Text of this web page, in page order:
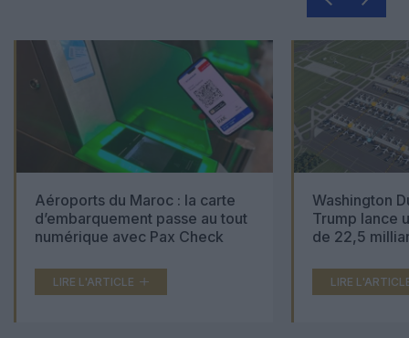
Aéroports du Maroc : la carte
d’embarquement passe au tout
numérique avec Pax Check
LIRE L'ARTICLE
Washington
Trump lance
de 22,5
LIRE